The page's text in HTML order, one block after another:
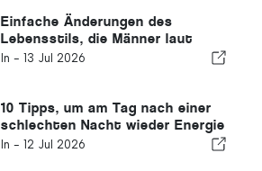
Einfache Änderungen des
Lebensstils, die Männer laut
einem Hausarzt alle zehn Jahre
In - 13 Jul 2026
10 Tipps, um am Tag nach einer
schlechten Nacht wieder Energie
zu tanken
In - 12 Jul 2026